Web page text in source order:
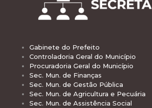
Gabinete do Prefeito
Controladoria Geral do Município
Procuradoria Geral do Município
Sec. Mun. de Finanças
Sec. Mun. de Gestão Pública
Sec. Mun. de Agricultura e Pecuária
Sec. Mun. de Assistência Social